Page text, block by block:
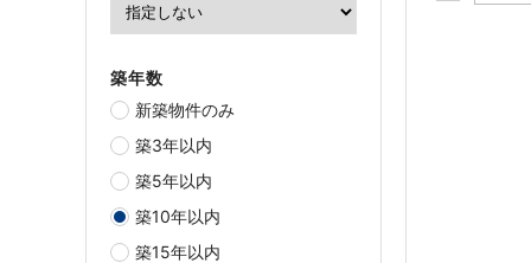
築年数
新築物件のみ
築3年以内
築5年以内
築10年以内
築15年以内